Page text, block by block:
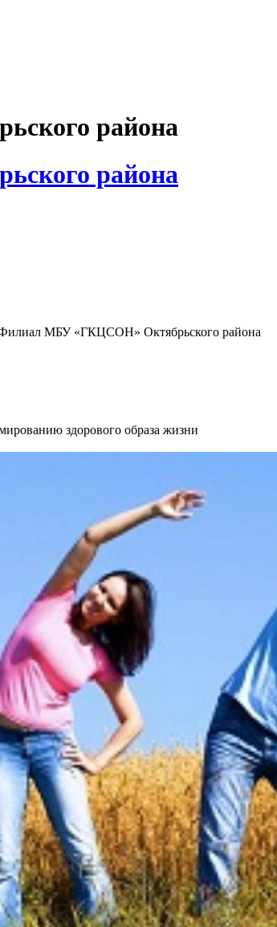
района
района
МБУ «ГКЦСОН» Октябрьского района
здорового образа жизни